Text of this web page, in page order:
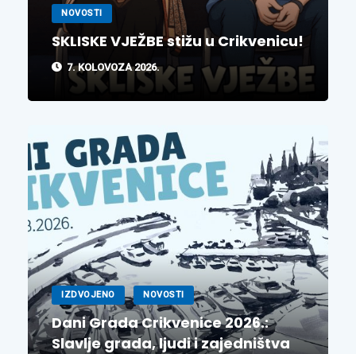
NOVOSTI
SKLISKE VJEŽBE stižu u Crikvenicu!
7. KOLOVOZA 2026.
IZDVOJENO NOVOSTI
Dani Grada Crikvenice 2026.:
Slavlje grada, ljudi i zajedništva